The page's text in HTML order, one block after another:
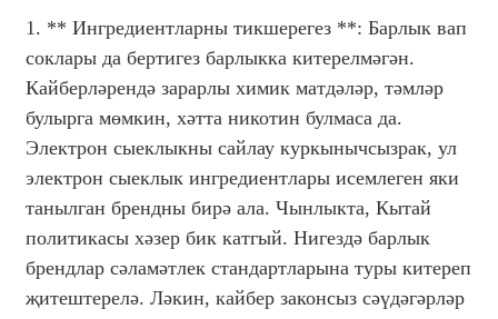
1. ** Ингредиентларны тикшерегез **: Барлык вап
соклары да бертигез барлыкка китерелмәгән.
Кайберләрендә зарарлы химик матдәләр, тәмләр
булырга мөмкин, хәтта никотин булмаса да.
Электрон сыеклыкны сайлау куркынычсызрак, ул
электрон сыеклык ингредиентлары исемлеген яки
танылган брендны бирә ала. Чынлыкта, Кытай
политикасы хәзер бик катгый. Нигездә барлык
брендлар сәламәтлек стандартларына туры китереп
җитештерелә. Ләкин, кайбер законсыз сәүдәгәрләр